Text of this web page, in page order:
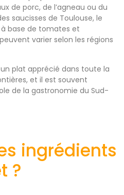
de porc, de l’agneau ou du
saucisses de Toulouse, le
base de tomates et
varier selon les régions
plat apprécié dans toute la
et il est souvent
de la gastronomie du Sud-
ingrédients
?